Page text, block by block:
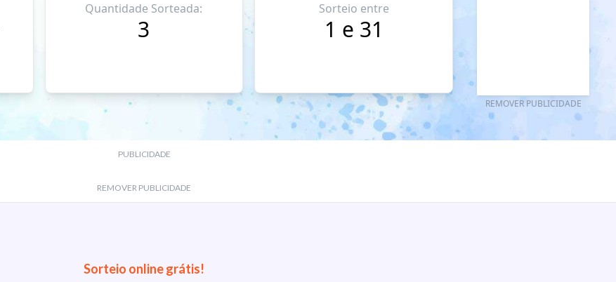
Quantidade Sorteada:
3
Sorteio entre
1 e 31
REMOVER PUBLICIDADE
PUBLICIDADE
REMOVER PUBLICIDADE
Sorteio online grátis!